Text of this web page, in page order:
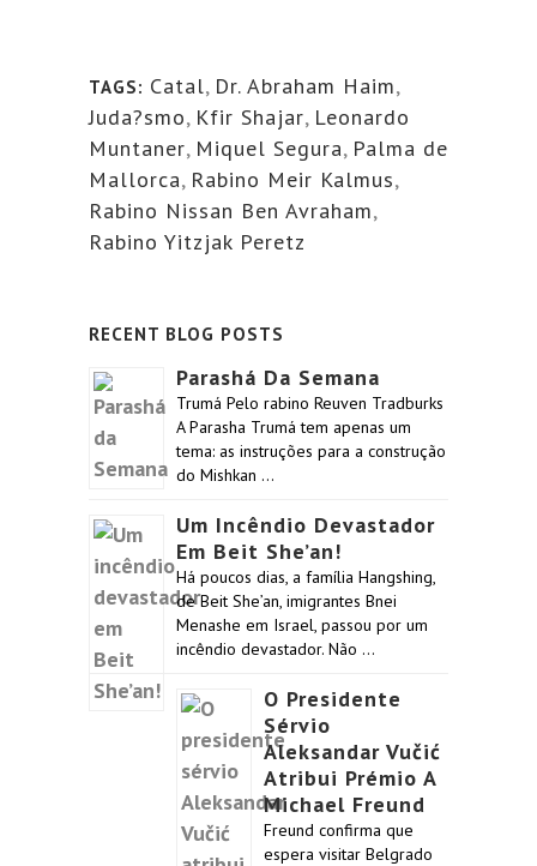
TAGS: Catal, Dr. Abraham Haim,
Juda?smo, Kfir Shajar, Leonardo
Muntaner, Miquel Segura, Palma de
Mallorca, Rabino Meir Kalmus,
Rabino Nissan Ben Avraham,
Rabino Yitzjak Peretz
RECENT BLOG POSTS
Parashá Da Semana
Trumá Pelo rabino Reuven Tradburks
A Parasha Trumá tem apenas um
tema: as instruções para a construção
do Mishkan …
Um Incêndio Devastador
Em Beit She’an!
Há poucos dias, a família Hangshing,
de Beit She’an, imigrantes Bnei
Menashe em Israel, passou por um
incêndio devastador. Não …
O Presidente
Sérvio
Aleksandar Vučić
Atribui Prémio A
Michael Freund
Freund confirma que
espera visitar Belgrado